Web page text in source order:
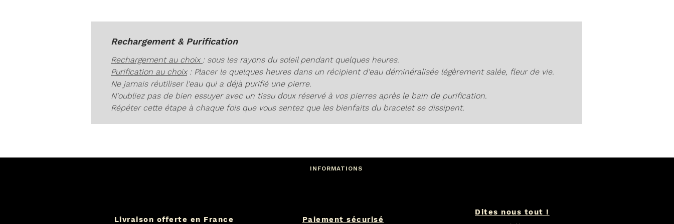
réputée pour ses bienfaits apaisants
votre collection de bijoux en pierres
fines pour une touche d'harmonie et
Rechargement & Purification
Rechargement au choix : sous les rayons du soleil pendant quelques heures.
Purification au choix: Placer le quelques heures dans un récipient d'eau déminéralisée légèrement salée, fleur de vie.
Ne jamais réutiliser l'eau qui a déjà purifié une pierre.
N'oubliez pas de bien essuyer avec un tissu doux réservé à vos pierres après le bain de purification.
Répéter cette étape à chaque fois que vous sentez que les bienfaits du bracelet se dissipent.
INFORMATIONS
Livraison offerte en France Paiement sécurisé
Dites nous tout !